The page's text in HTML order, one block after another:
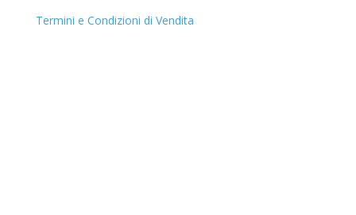
Termini e Condizioni di Vendita